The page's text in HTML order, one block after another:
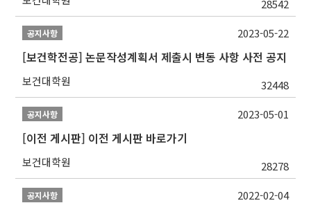
28542
공지사항
[보건학전공] 논문작성계획서 제출시 변동 사항 사전 공지
보건대학원 32448
2023-05-22
공지사항
[이전 게시판] 이전 게시판 바로가기
보건대학원 28278
2023-05-01
공지사항 2022-02-04